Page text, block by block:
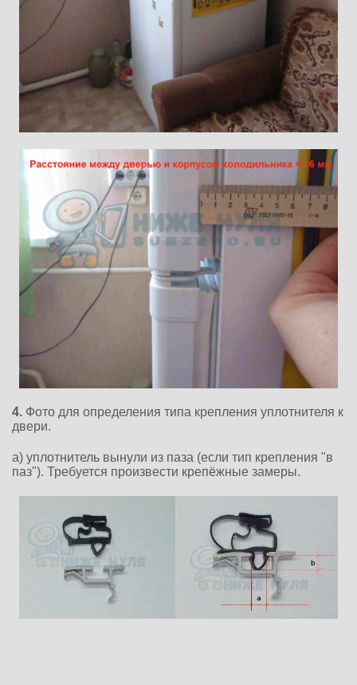
4. Фото для определения типа крепления уплотнителя к
двери.
а) уплотнитель вынули из паза (если тип крепления "в
паз"). Требуется произвести крепёжные замеры.